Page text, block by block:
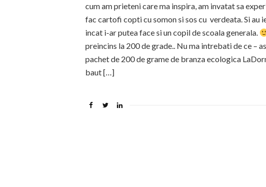
cum am prieteni care ma inspira, am invatat sa
fac cartofi copti cu somon si sos cu verdeata. Si
incat i-ar putea face si un copil de scoala generala.
preincins la 200 de grade.. Nu ma intrebati de ce –
pachet de 200 de grame de branza ecologica
baut […]